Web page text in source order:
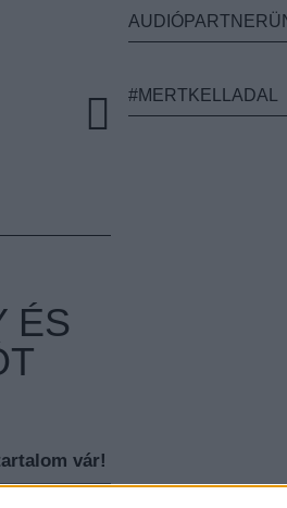
ÉS
vár!
#MERTKELLADAL